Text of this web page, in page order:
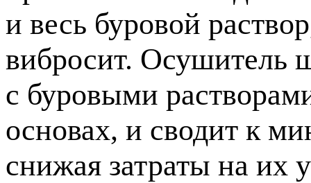
и весь буровой
вибросит. Осушитель
с буровыми
основах, и сводит к
снижая затраты на их